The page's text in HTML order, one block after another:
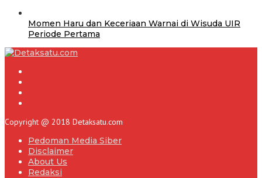
Momen Haru dan Keceriaan Warnai di Wisuda UIR
Periode Pertama
Copyright @ 2018 Detaksatu.com
Pedoman Media Siber
Disclaimer
About Us
Redaksi